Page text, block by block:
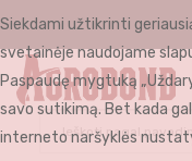
Siekdami užtikrinti
svetainėje naudojame
Paspaudę mygtuką
savo sutikimą. Bet kada
interneto naršyklės